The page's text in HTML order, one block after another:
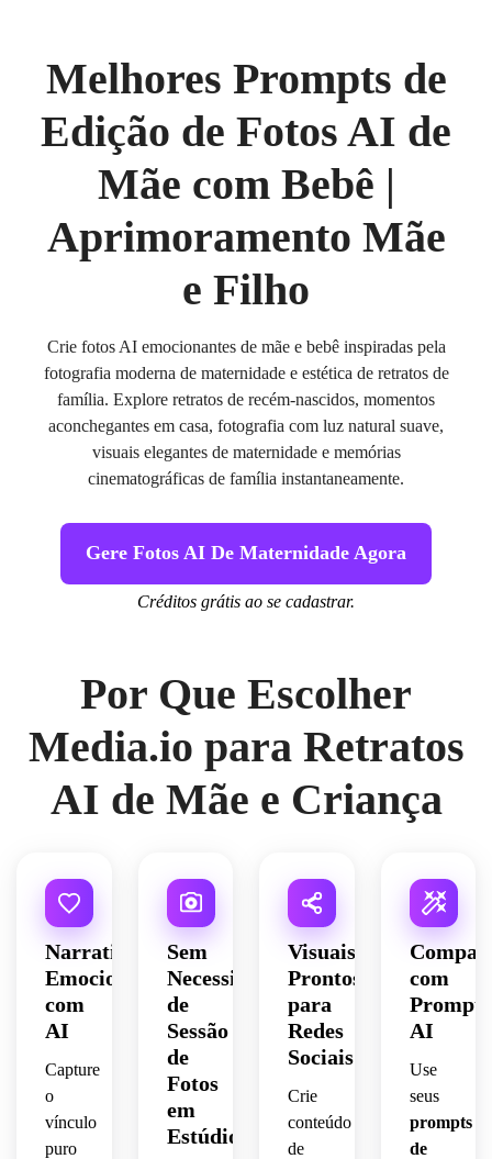
Melhores Prompts de
Edição de Fotos AI de
Mãe com Bebê |
Aprimoramento Mãe
e Filho
Crie fotos AI emocionantes de mãe e bebê inspiradas pela
fotografia moderna de maternidade e estética de retratos de
família. Explore retratos de recém-nascidos, momentos
aconchegantes em casa, fotografia com luz natural suave,
visuais elegantes de maternidade e memórias
cinematográficas de família instantaneamente.
Gere Fotos AI De Maternidade Agora
Créditos grátis ao se cadastrar.
Por Que Escolher
Media.io para Retratos
AI de Mãe e Criança
Narrativa
Emocional
com
AI
Capture
o
vínculo
puro
Sem
Necessidade
de
Sessão
de
Fotos
em
Estúdio
Visuais
Prontos
para
Redes
Sociais
Crie
conteúdo
de
com
Prompts
AI
Use
seus
prompts
de